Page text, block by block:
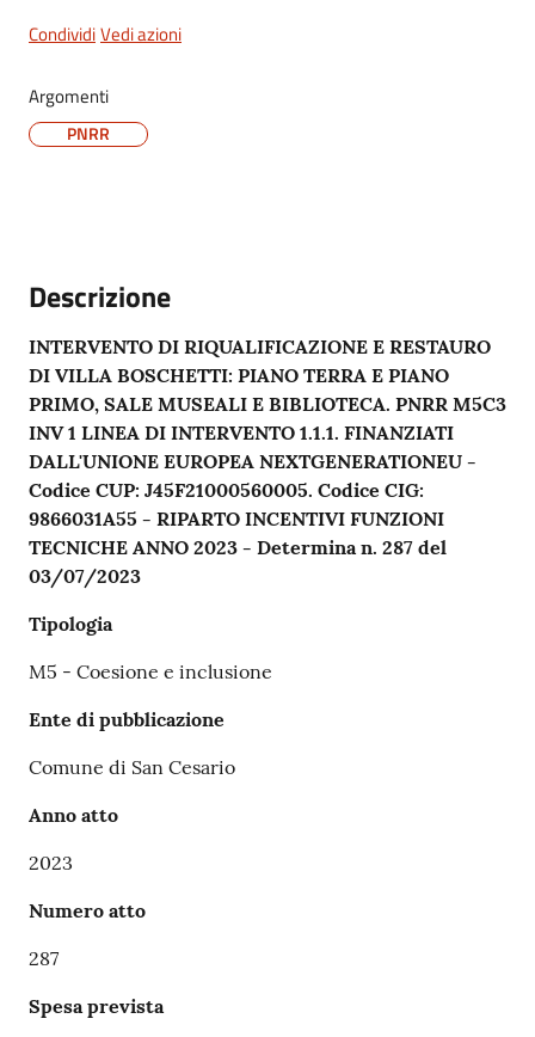
CondividiVedi azioni
Argomenti
PNRR
Descrizione
INTERVENTO DI RIQUALIFICAZIONE E RESTAURO
DI VILLA BOSCHETTI: PIANO TERRA E PIANO
PRIMO, SALE MUSEALI E BIBLIOTECA. PNRR M5C3
INV 1 LINEA DI INTERVENTO 1.1.1. FINANZIATI
DALL'UNIONE EUROPEA NEXTGENERATIONEU -
Codice CUP: J45F21000560005. Codice CIG:
9866031A55 - RIPARTO INCENTIVI FUNZIONI
TECNICHE ANNO 2023 - Determina n. 287 del
03/07/2023
Tipologia
M5 - Coesione e inclusione
Ente di pubblicazione
Comune di San Cesario
Anno atto
2023
Numero atto
287
Spesa prevista